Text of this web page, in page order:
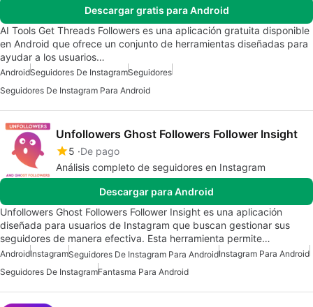
Descargar gratis para Android
AI Tools Get Threads Followers es una aplicación gratuita disponible
en Android que ofrece un conjunto de herramientas diseñadas para
ayudar a los usuarios…
AndroidSeguidores De InstagramSeguidores
Seguidores De Instagram Para Android
Unfollowers Ghost Followers Follower Insight
5 De pago
Análisis completo de seguidores en Instagram
Descargar para Android
Unfollowers Ghost Followers Follower Insight es una aplicación
diseñada para usuarios de Instagram que buscan gestionar sus
seguidores de manera efectiva. Esta herramienta permite…
AndroidInstagramSeguidores De Instagram Para AndroidInstagram Para Android
Seguidores De InstagramFantasma Para Android